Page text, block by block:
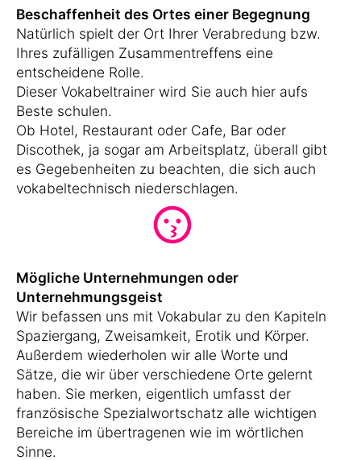
Beschaffenheit des Ortes einer Begegnung
Natürlich spielt der Ort Ihrer Verabredung bzw.
Ihres zufälligen Zusammentreffens eine
entscheidene Rolle.
Dieser Vokabeltrainer wird Sie auch hier aufs
Beste schulen.
Ob Hotel, Restaurant oder Cafe, Bar oder
Discothek, ja sogar am Arbeitsplatz, überall gibt
es Gegebenheiten zu beachten, die sich auch
vokabeltechnisch niederschlagen.
Mögliche Unternehmungen oder
Unternehmungsgeist
Wir befassen uns mit Vokabular zu den Kapiteln
Spaziergang, Zweisamkeit, Erotik und Körper.
Außerdem wiederholen wir alle Worte und
Sätze, die wir über verschiedene Orte gelernt
haben. Sie merken, eigentlich umfasst der
französische Spezialwortschatz alle wichtigen
Bereiche im übertragenen wie im wörtlichen
Sinne.